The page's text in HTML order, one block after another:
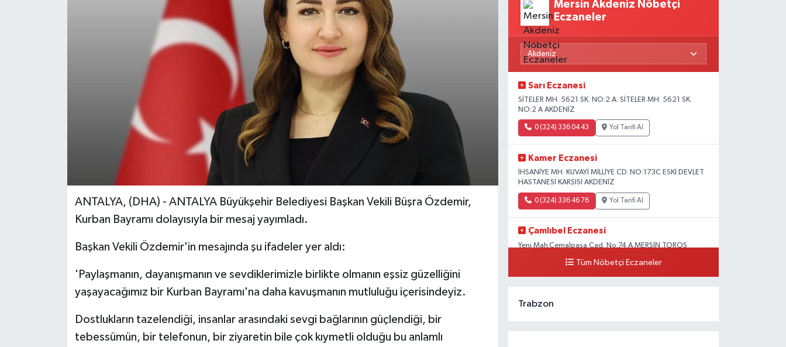
ANTALYA, (DHA) - ANTALYA Büyükşehir Belediyesi Başkan Vekili Büşra Özdemir,
Kurban Bayramı dolayısıyla bir mesaj yayımladı.
Başkan Vekili Özdemir'in mesajında şu ifadeler yer aldı:
'Paylaşmanın, dayanışmanın ve sevdiklerimizle birlikte olmanın eşsiz güzelliğini
yaşayacağımız bir Kurban Bayramı'na daha kavuşmanın mutluluğu içerisindeyiz.
Dostlukların tazelendiği, insanlar arasındaki sevgi bağlarının güçlendiği, bir
tebessümün, bir telefonun, bir ziyaretin bile çok kıymetli olduğu bu anlamlı
Mersin Akdeniz Nöbetçi
Eczaneler
Sarı Eczanesi
SİTELER MH. 5621 SK. NO:2 A SİTELER MH. 5621 SK.
NO:2 A AKDENİZ
0 (324) 336 04 43 Yol Tarifi Al
Kamer Eczanesi
İHSANİYE MH. KUVAYİ MİLLİYE CD. NO:173C ESKİ DEVLET
HASTANESİ KARŞISI AKDENİZ
0 (324) 336 46 76 Yol Tarifi Al
Çamlıbel Eczanesi
Yeni Mah.Cemalpaşa Cad. No:74 A MERSİN TOROS
KARŞISI ARAS KARGO YANITüm Nöbetçi Eczaneler
Trabzon